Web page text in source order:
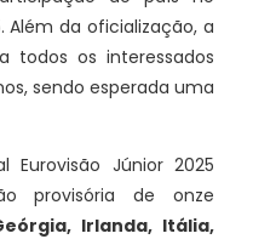
Além da oficialização, a
todos os interessados
sendo esperada uma
Júnior 2025
provisória de onze
Irlanda, Itália,